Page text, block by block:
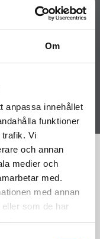
Om
anpassa innehållet
funktioner
Vi
och annan
medier och
med.
med annan
som de har